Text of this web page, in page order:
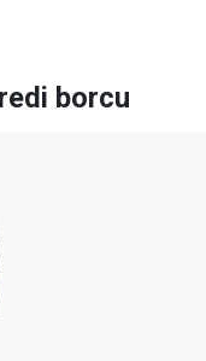
borcu